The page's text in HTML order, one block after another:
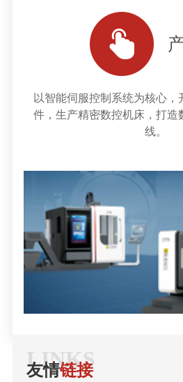
以智能伺服控制系统为核心，
件，生产精密数控机床，打造
线。
LINKS
友情链接